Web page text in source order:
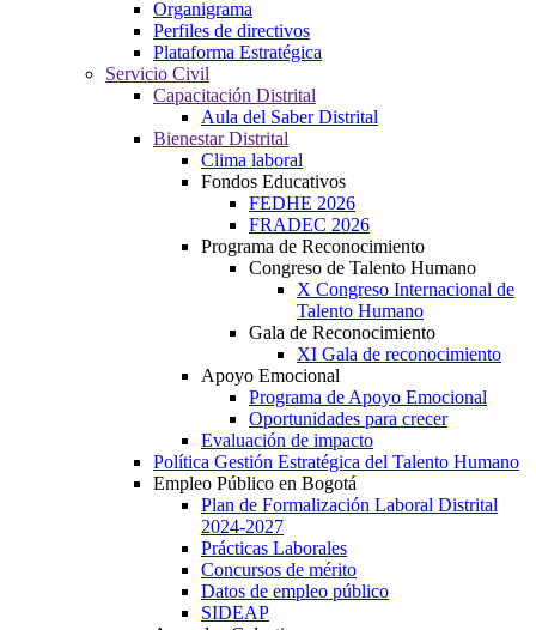
Organigrama
Perfiles de directivos
Plataforma Estratégica
Servicio Civil
Capacitación Distrital
Aula del Saber Distrital
Bienestar Distrital
Clima laboral
Fondos Educativos
FEDHE 2026
FRADEC 2026
Programa de Reconocimiento
Congreso de Talento Humano
X Congreso Internacional de
Talento Humano
Gala de Reconocimiento
XI Gala de reconocimiento
Apoyo Emocional
Programa de Apoyo Emocional
Oportunidades para crecer
Evaluación de impacto
Política Gestión Estratégica del Talento Humano
Empleo Público en Bogotá
Plan de Formalización Laboral Distrital
2024-2027
Prácticas Laborales
Concursos de mérito
Datos de empleo público
SIDEAP